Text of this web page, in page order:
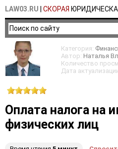
LAW03.RU СКОРАЯ
Категория:
Автор: Наталья
Количество
Дата
Оплата налога на
физических лиц